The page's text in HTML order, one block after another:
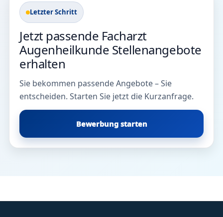
Letzter Schritt
Jetzt passende Facharzt
Augenheilkunde Stellenangebote
erhalten
Sie bekommen passende Angebote – Sie
entscheiden. Starten Sie jetzt die Kurzanfrage.
Bewerbung starten